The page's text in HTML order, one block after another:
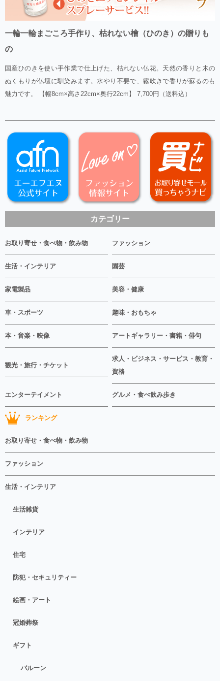
カテゴリー
お取り寄せ・食べ物・飲み物 ファッション
生活・インテリア 園芸
家電製品 美容・健康
車・スポーツ 趣味・おもちゃ
本・音楽・映像 アートギャラリー・書籍・俳句
観光・旅行・チケット
求人・ビジネス・サービス・教育・
資格
エンターテイメント グルメ・食べ飲み歩き
ランキング
お取り寄せ・食べ物・飲み物
ファッション
生活・インテリア
生活雑貨
インテリア
住宅
防犯・セキュリティー
絵画・アート
冠婚葬祭
ギフト
バルーン
一輪一輪まごころ手作り、枯れない檜（ひのき）の贈りも
の
国産ひのきを使い手作業で仕上げた、枯れない仏花。天然の香りと木の
ぬくもりが仏壇に馴染みます。水やり不要で、霧吹きで香りが蘇るのも
魅力です。 【幅8cm×高さ22cm×奥行22cm】 7,700円（送料込）